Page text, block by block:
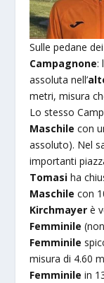
Sulle pedane
Campagnone:
assoluta nell’
metri, misura
Lo stesso
Maschile con
assoluto). Nel
importanti
Tomasi ha
Maschile con
Kirchmayer è
Femminile
Femminile
misura di 4.60
Femminile in